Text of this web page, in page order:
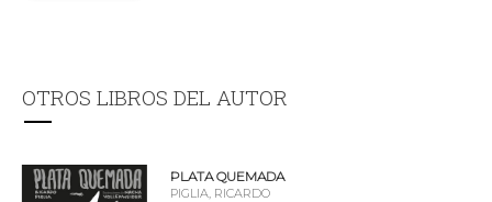
OTROS LIBROS DEL AUTOR
PLATA QUEMADA
PIGLIA, RICARDO